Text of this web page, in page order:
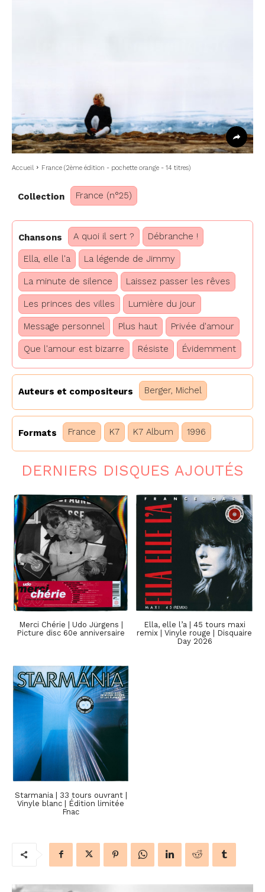
Accueil France (2ème édition - pochette orange - 14 titres)
Collection France (n°25)
Chansons A quoi il sert ? Débranche !
Ella, elle l'a La légende de Jimmy
La minute de silence Laissez passer les rêves
Les princes des villes Lumière du jour
Message personnel Plus haut Privée d'amour
Que l'amour est bizarre Résiste Évidemment
Auteurs et compositeurs Berger, Michel
Formats France K7 K7 Album 1996
DERNIERS DISQUES AJOUTÉS
Merci Chérie | Udo Jürgens |
Picture disc 60e anniversaire
Ella, elle l’a | 45 tours maxi
remix | Vinyle rouge | Disquaire
Day 2026
Starmania | 33 tours ouvrant |
Vinyle blanc | Édition limitée
Fnac